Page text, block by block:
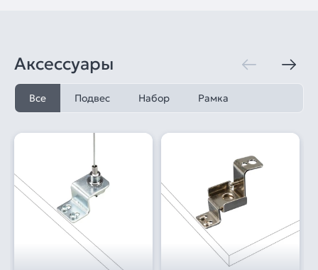
Аксессуары
Все Подвес Набор Рамка